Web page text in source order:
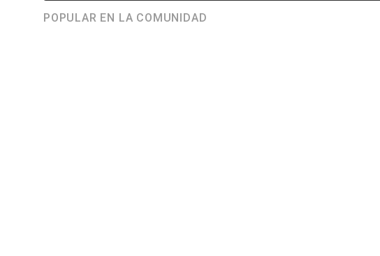
POPULAR EN LA COMUNIDAD